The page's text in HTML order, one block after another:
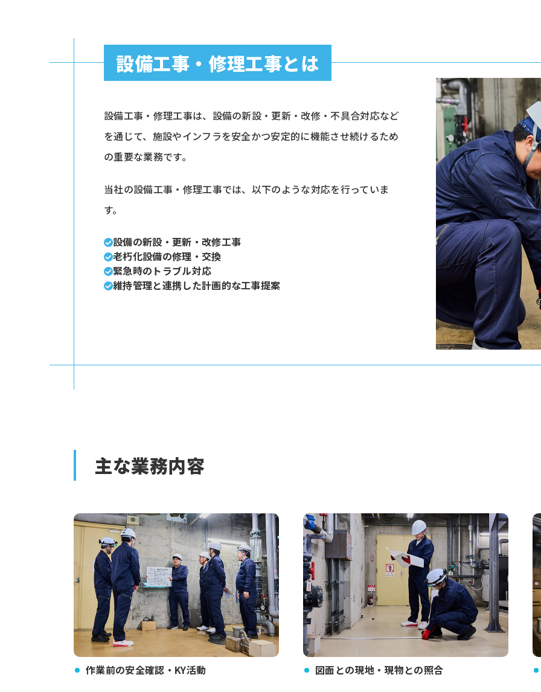
設備工事・修理工事とは
設備工事・修理工事は、設備の新設・更新・改修・不具合対応など
を通じて、施設やインフラを安全かつ安定的に機能させ続けるため
の重要な業務です。
当社の設備工事・修理工事では、以下のような対応を行っていま
す。
設備の新設・更新・改修工事
老朽化設備の修理・交換
緊急時のトラブル対応
維持管理と連携した計画的な工事提案
主な業務内容
作業前の安全確認・KY活動 図面との現地・現物との照合